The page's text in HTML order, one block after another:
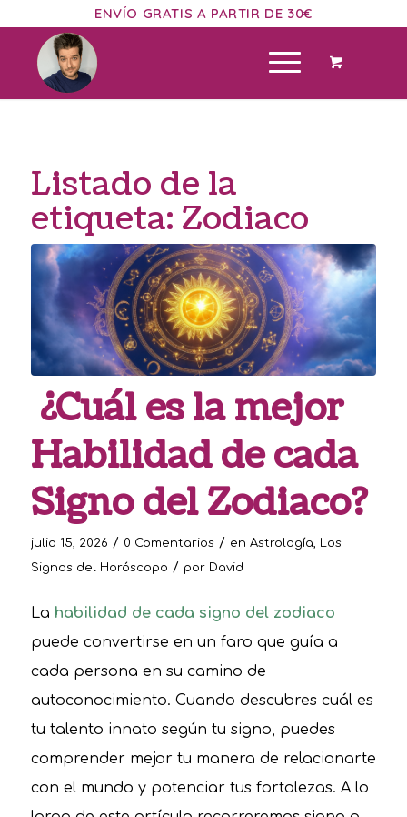
ENVÍO GRATIS A PARTIR DE 30€
Listado de la
etiqueta: Zodiaco
¿Cuál es la mejor
Habilidad de cada
Signo del Zodiaco?
julio 15, 2026 / 0 Comentarios / en Astrología
Los
Signos del Horóscopo / por David
La habilidad de cada signo del zodiaco
puede convertirse en un faro que guía a
cada persona en su camino de
autoconocimiento. Cuando descubres cuál es
tu talento innato según tu signo, puedes
comprender mejor tu manera de relacionarte
con el mundo y potenciar tus fortalezas. A lo